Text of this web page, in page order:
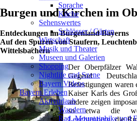
Burgen und Kirchen im
Entdeckungen im Burgenland Bayerns
Auf den Spuren von Staufern,
Wittelsbachern
Der Oberpfälzer
Gegend
Befestigungen
Kaiser Karls des
andere zeigen
so etwa die
Leuchtenberg, die
Sprache
Küche
Sehenswertes
Schlösser / Gärten
Wirtschaft
Musik und Theater
Museen und Galerien
Shopping
Nightlife und Szene
Bayern Videos
Bayern Erleben
Aktivurlaub
Wandern
Rad, Mountainbike und